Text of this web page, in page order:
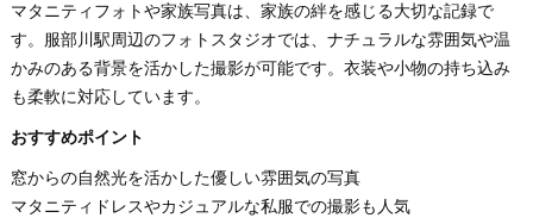
マタニティフォトや家族写真は、家族の絆を感じる大切な記録で
す。服部川駅周辺のフォトスタジオでは、ナチュラルな雰囲気や温
かみのある背景を活かした撮影が可能です。衣装や小物の持ち込み
も柔軟に対応しています。
おすすめポイント
窓からの自然光を活かした優しい雰囲気の写真
マタニティドレスやカジュアルな私服での撮影も人気